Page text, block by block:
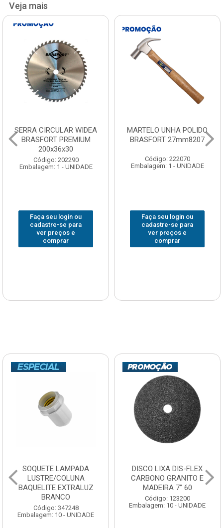
Veja mais
SERRA CIRCULAR WIDEA
BRASFORT PREMIUM
200x36x30
Código: 202290
Embalagem: 1 - UNIDADE
Faça seu login ou
cadastre-se para
ver preços e
comprar
MARTELO UNHA POLIDO
BRASFORT 27mm8207
Código: 222070
Embalagem: 1 - UNIDADE
Faça seu login ou
cadastre-se para
ver preços e
comprar
SOQUETE LAMPADA
LUSTRE/COLUNA
BAQUELITE EXTRALUZ
BRANCO
Código: 347248
Embalagem: 10 - UNIDADE
DISCO LIXA DIS-FLEX
CARBONO GRANITO E
MADEIRA 7” 60
Código: 123200
Embalagem: 10 - UNIDADE